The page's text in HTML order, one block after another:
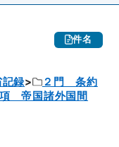
件名
記録
２門 条約
帝国諸外国間